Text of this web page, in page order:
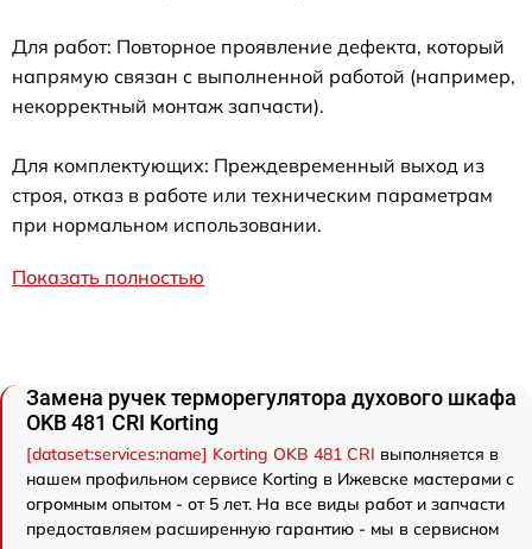
Для работ: Повторное проявление дефекта, который
напрямую связан с выполненной работой (например,
некорректный монтаж запчасти).
Для комплектующих: Преждевременный выход из
строя, отказ в работе или техническим параметрам
при нормальном использовании.
Показать полностью
Замена ручек терморегулятора духового шкафа
OKB 481 CRI Korting
[dataset:services:name] Korting OKB 481 CRI выполняется в
нашем профильном сервисе Korting в Ижевске мастерами с
огромным опытом - от 5 лет. На все виды работ и запчасти
предоставляем расширенную гарантию - мы в сервисном